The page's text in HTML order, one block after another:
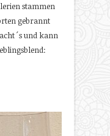
stammen
gebrannt
und kann